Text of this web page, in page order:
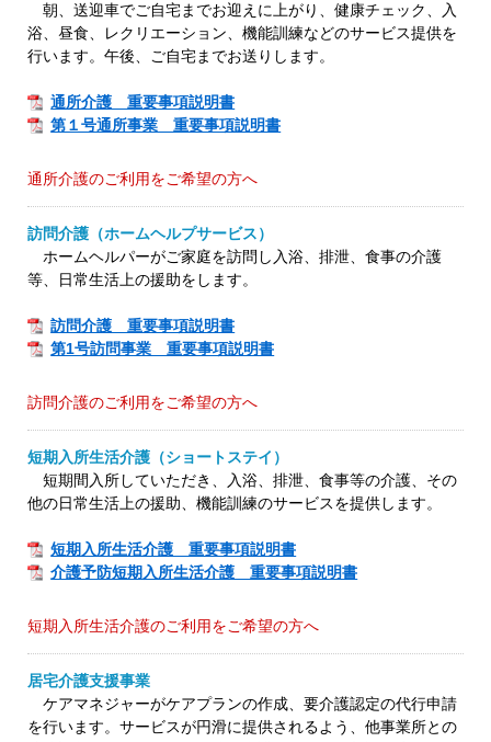
朝、送迎車でご自宅までお迎えに上がり、健康チェック、入
浴、昼食、レクリエーション、機能訓練などのサービス提供を
行います。午後、ご自宅までお送りします。
通所介護 重要事項説明書
第１号通所事業 重要事項説明書
通所介護のご利用をご希望の方へ
訪問介護（ホームヘルプサービス）
ホームヘルパーがご家庭を訪問し入浴、排泄、食事の介護
等、日常生活上の援助をします。
訪問介護 重要事項説明書
第1号訪問事業 重要事項説明書
訪問介護のご利用をご希望の方へ
短期入所生活介護（ショートステイ）
短期間入所していただき、入浴、排泄、食事等の介護、その
他の日常生活上の援助、機能訓練のサービスを提供します。
短期入所生活介護 重要事項説明書
介護予防短期入所生活介護 重要事項説明書
短期入所生活介護のご利用をご希望の方へ
居宅介護支援事業
ケアマネジャーがケアプランの作成、要介護認定の代行申請
を行います。サービスが円滑に提供されるよう、他事業所との